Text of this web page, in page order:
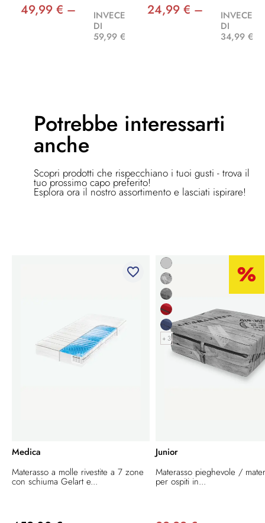
49,99 € –
INVECE
DI
59,99 €
24,99 € –
INVECE
DI
34,99 €
Potrebbe interessarti
anche
Scopri prodotti che rispecchiano i tuoi gusti - trova il
tuo prossimo capo preferito!
Esplora ora il nostro assortimento e lasciati ispirare!
favorite_border
Medica
Materasso a molle rivestite a 7 zone
con schiuma Gelart e...
+ 3
Junior
Materasso pieghevole /
per ospiti in...